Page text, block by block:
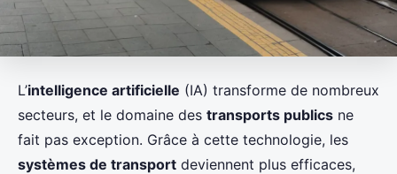
L’intelligence artificielle (IA) transforme de nombreux
secteurs, et le domaine des transports publics ne
fait pas exception. Grâce à cette technologie, les
systèmes de transport deviennent plus efficaces,